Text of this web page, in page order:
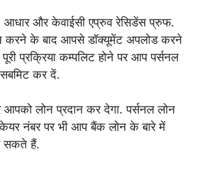
आधार और केवाईसी एप्रुव रेसिडेंस प्रुफ.
करने के बाद आपसे डॉक्यूमेंट अपलोड करने
प्रक्रिया कम्पलिट होने पर आप पर्सनल
कर दें.
लोन प्रदान कर देगा. पर्सनल लोन
नंबर पर भी आप बैंक लोन के बारे में
सकते हैं.